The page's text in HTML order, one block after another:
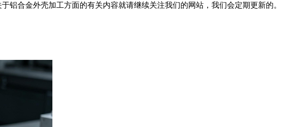
合金外壳加工方面的有关内容就请继续关注我们的网站，我们会定期更新的。